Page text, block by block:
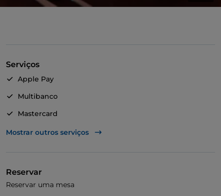
Serviços
Apple Pay
Multibanco
Mastercard
TheFork PAY
Acesso para pessoas com deficiência
Mostrar outros serviços
Reservar
Reservar uma mesa